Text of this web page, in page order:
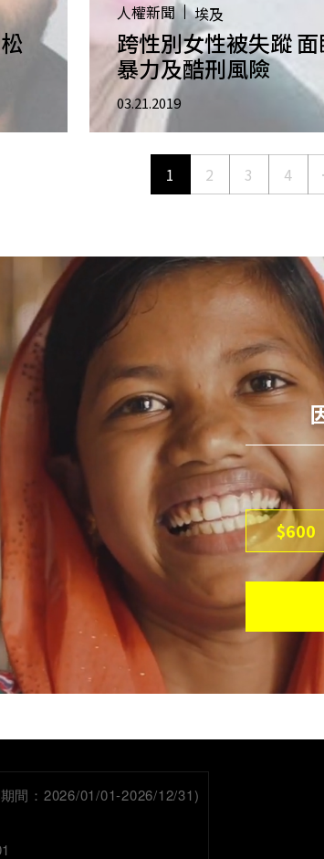
人權新聞 埃及
跨性別女性被失蹤
暴力及酷刑風險
03.21.2019
1 2 3 4
$600
間：2026/01/01-2026/12/31)